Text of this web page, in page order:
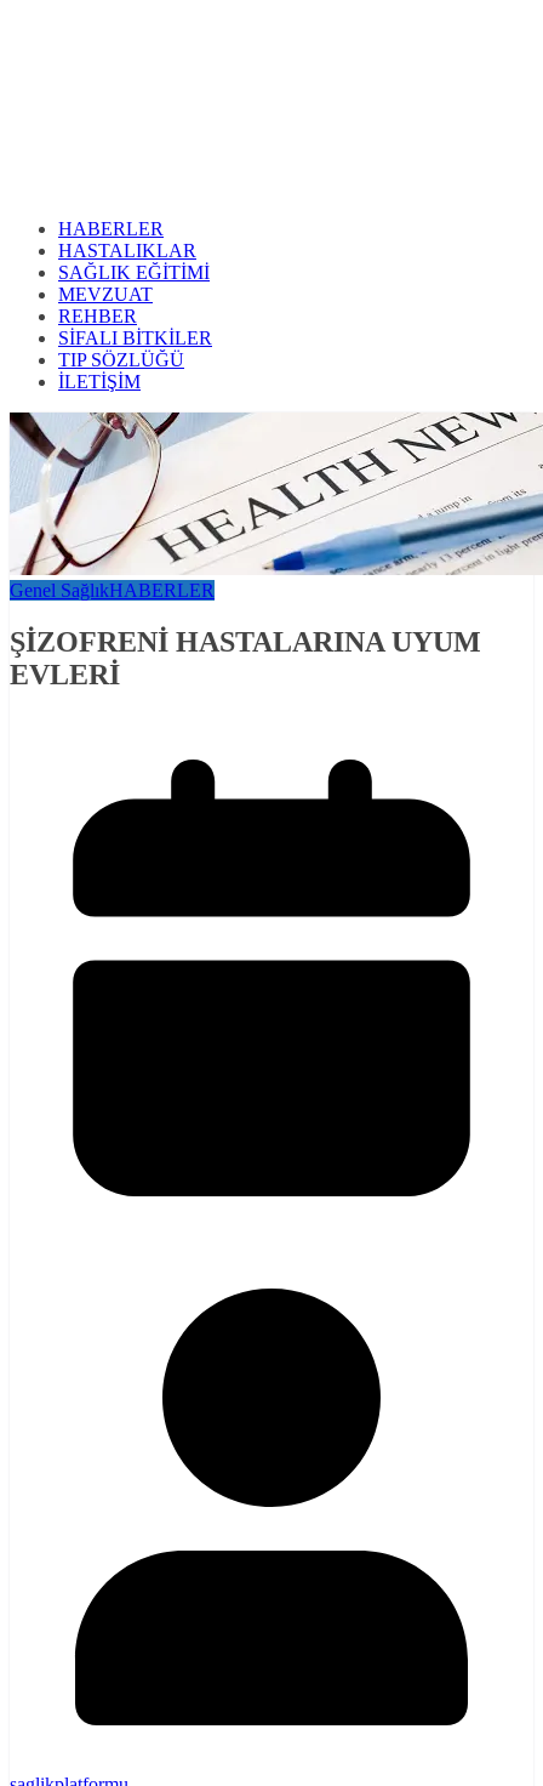
HABERLER
HASTALIKLAR
SAĞLIK EĞİTİMİ
MEVZUAT
REHBER
SİFALI BİTKİLER
TIP SÖZLÜĞÜ
İLETİŞİM
Genel SağlıkHABERLER
ŞİZOFRENİ HASTALARINA UYUM
EVLERİ